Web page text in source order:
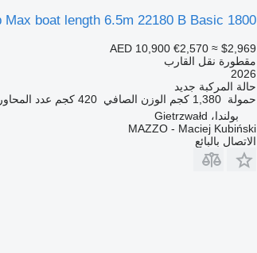
Max boat length 6.5m 22180 B Basic 1800
AED 10,900 €2,570 ≈ $2,969
مقطورة نقل القارب
2026
حالة المركبة جديد
حمولة 1,380 كجم الوزن الصافي 420 كجم عدد المحاور
بولندا، Gietrzwałd
MAZZO - Maciej Kubiński
الاتصال بالبائع